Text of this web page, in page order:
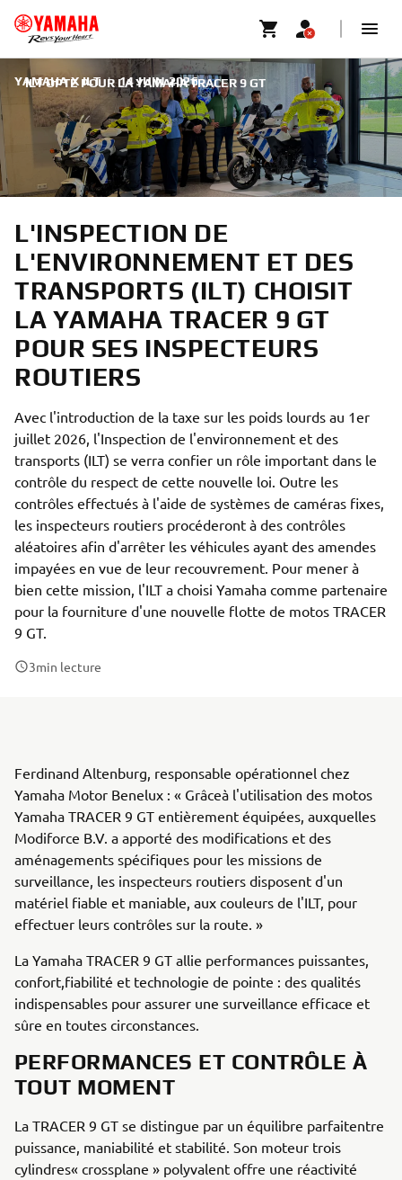
ILT OPTE POUR LA YAMAHA TRACER 9 GT
YAMAHA X ILT | 14 JUIN 2026
L'INSPECTION DE
L'ENVIRONNEMENT ET DES
TRANSPORTS (ILT) CHOISIT
LA YAMAHA TRACER 9 GT
POUR SES INSPECTEURS
ROUTIERS
Avec l'introduction de la taxe sur les poids lourds au 1er
juillet 2026, l'Inspection de l'environnement et des
transports (ILT) se verra confier un rôle important dans le
contrôle du respect de cette nouvelle loi. Outre les
contrôles effectués à l'aide de systèmes de caméras fixes,
les inspecteurs routiers procéderont à des contrôles
aléatoires afin d'arrêter les véhicules ayant des amendes
impayées en vue de leur recouvrement. Pour mener à
bien cette mission, l'ILT a choisi Yamaha comme partenaire
pour la fourniture d'une nouvelle flotte de motos TRACER
9 GT.
3min lecture
Ferdinand Altenburg, responsable opérationnel chez
Yamaha Motor Benelux : « Grâceà l'utilisation des motos
Yamaha TRACER 9 GT entièrement équipées, auxquelles
Modiforce B.V. a apporté des modifications et des
aménagements spécifiques pour les missions de
surveillance, les inspecteurs routiers disposent d'un
matériel fiable et maniable, aux couleurs de l'ILT, pour
effectuer leurs contrôles sur la route. »
La Yamaha TRACER 9 GT allie performances puissantes,
confort,fiabilité et technologie de pointe : des qualités
indispensables pour assurer une surveillance efficace et
sûre en toutes circonstances.
PERFORMANCES ET CONTRÔLE À
TOUT MOMENT
La TRACER 9 GT se distingue par un équilibre parfaitentre
puissance, maniabilité et stabilité. Son moteur trois
cylindres« crossplane » polyvalent offre une réactivité